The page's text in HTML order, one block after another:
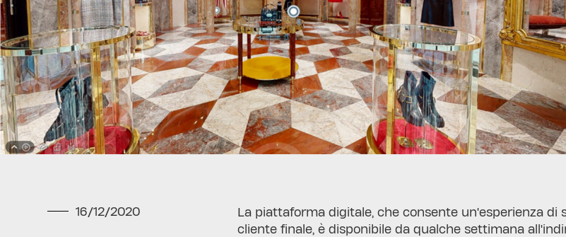
16/12/2020
La piattaforma digitale, che consente un'esperienza
cliente finale, è disponibile da qualche settimana